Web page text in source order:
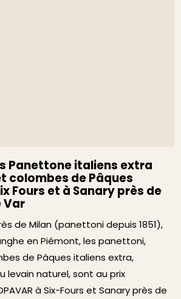
Panettone italiens extra
colombes de Pâques
Fours et à Sanary près de
Var
de Milan (panettoni depuis 1851),
en Piémont, les panettoni,
de Pâques italiens extra,
levain naturel, sont au prix
à Six-Fours et Sanary près de